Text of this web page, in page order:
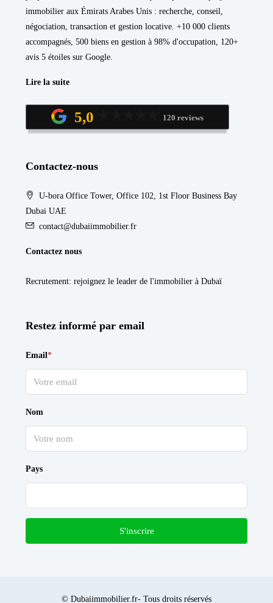
immobilier aux Émirats Arabes Unis : recherche, conseil,
négociation, transaction et gestion locative. +10 000 clients
accompagnés, 500 biens en gestion à 98% d'occupation, 120+
avis 5 étoiles sur Google.
Lire la suite
5,0 120 reviews
Contactez-nous
U-bora Office Tower, Office 102, 1st Floor Business Bay
Dubai UAE
contact@dubaiimmobilier.fr
Contactez nous
Recrutement: rejoignez le leader de l'immobilier à Dubaï
Restez informé par email
Email*
Nom
Pays
S'inscrire
© Dubaiimmobilier.fr- Tous droits réservés